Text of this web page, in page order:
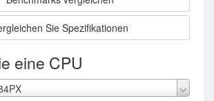
Sie Spezifikationen
eine CPU